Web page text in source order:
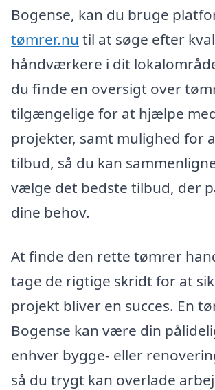
Bogense, kan du bruge
tømrer.nu til at søge efter
håndværkere i dit
du finde en oversigt over
tilgængelige for at hjælpe
projekter, samt mulighed for
tilbud, så du kan
vælge det bedste tilbud, der
dine behov.
At finde den rette tømrer
tage de rigtige skridt for at
projekt bliver en succes. En
Bogense kan være din
enhver bygge- eller
så du trygt kan overlade